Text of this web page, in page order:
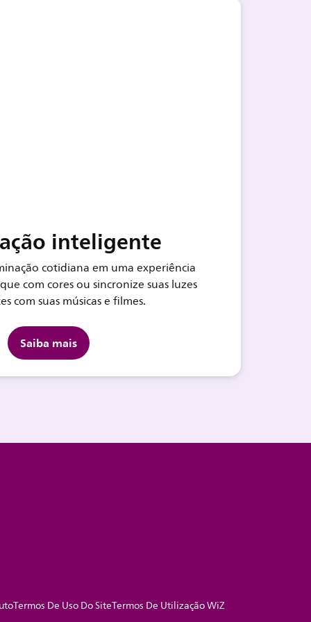
inteligente
cotidiana em uma experiência
com cores ou sincronize suas luzes
com suas músicas e filmes.
Saiba mais
Termos De Uso Do SiteTermos De Utilização WiZ